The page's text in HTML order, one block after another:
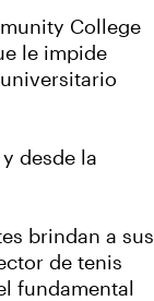
College
le impide
desde la
brindan a sus
de tenis
fundamental